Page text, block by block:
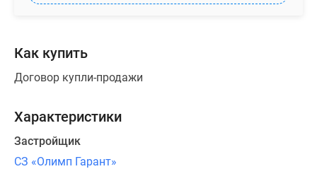
на
В
планировках
спроектированы
кухни-
Как купить
Договор купли-продажи
Характеристики
Застройщик
СЗ «Олимп Гарант»